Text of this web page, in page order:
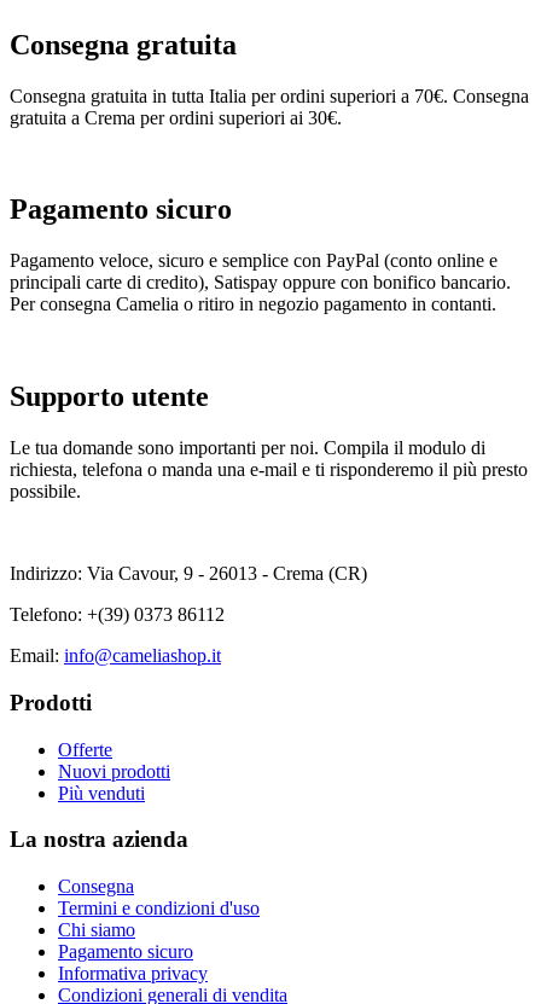
Consegna gratuita
Consegna gratuita in tutta Italia per ordini superiori a 70€. Consegna
gratuita a Crema per ordini superiori ai 30€.
Pagamento sicuro
Pagamento veloce, sicuro e semplice con PayPal (conto online e
principali carte di credito), Satispay oppure con bonifico bancario.
Per consegna Camelia o ritiro in negozio pagamento in contanti.
Supporto utente
Le tua domande sono importanti per noi. Compila il modulo di
richiesta, telefona o manda una e-mail e ti risponderemo il più presto
possibile.
Indirizzo: Via Cavour, 9 - 26013 - Crema (CR)
Telefono: +(39) 0373 86112
Email: info@cameliashop.it
Prodotti
Offerte
Nuovi prodotti
Più venduti
La nostra azienda
Consegna
Termini e condizioni d'uso
Chi siamo
Pagamento sicuro
Informativa privacy
Condizioni generali di vendita